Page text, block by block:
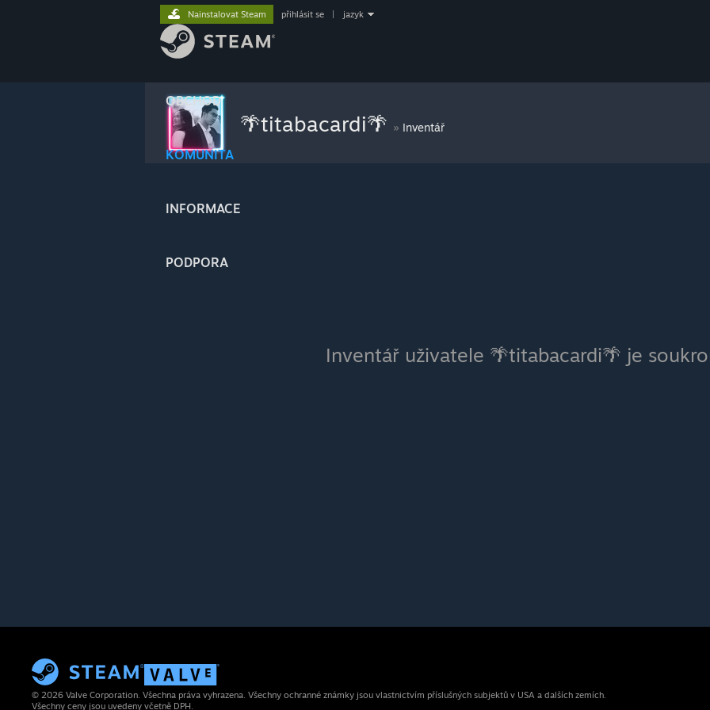
OBCHOD
KOMUNITA
INFORMACE
PODPORA
Nainstalovat Steam přihlásit se jazyk
🌴titabacardi🌴 » Inventář
Inventář uživatele 🌴titabacardi🌴 je
© 2026 Valve Corporation. Všechna práva vyhrazena. Všechny ochranné známky jsou vlastnictvím příslušných subjektů v USA a dalších zemích.
Všechny ceny jsou uvedeny včetně DPH.